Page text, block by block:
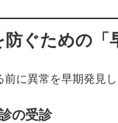
防ぐための「
前に異常を早期発見
の受診